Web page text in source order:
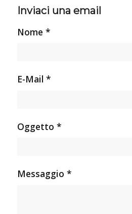
Inviaci una email
Nome *
E-Mail *
Oggetto *
Messaggio *